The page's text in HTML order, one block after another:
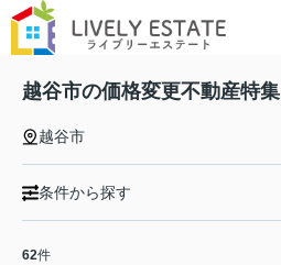
越谷市の価格変更不動産特集
越谷市
条件から探す
62件